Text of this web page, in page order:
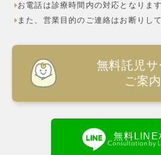
お電話は診療時間内の対応となります
また、営業目的のご連絡はお断りし
無料託児サ
ご案内
無料LINE
Consultation by